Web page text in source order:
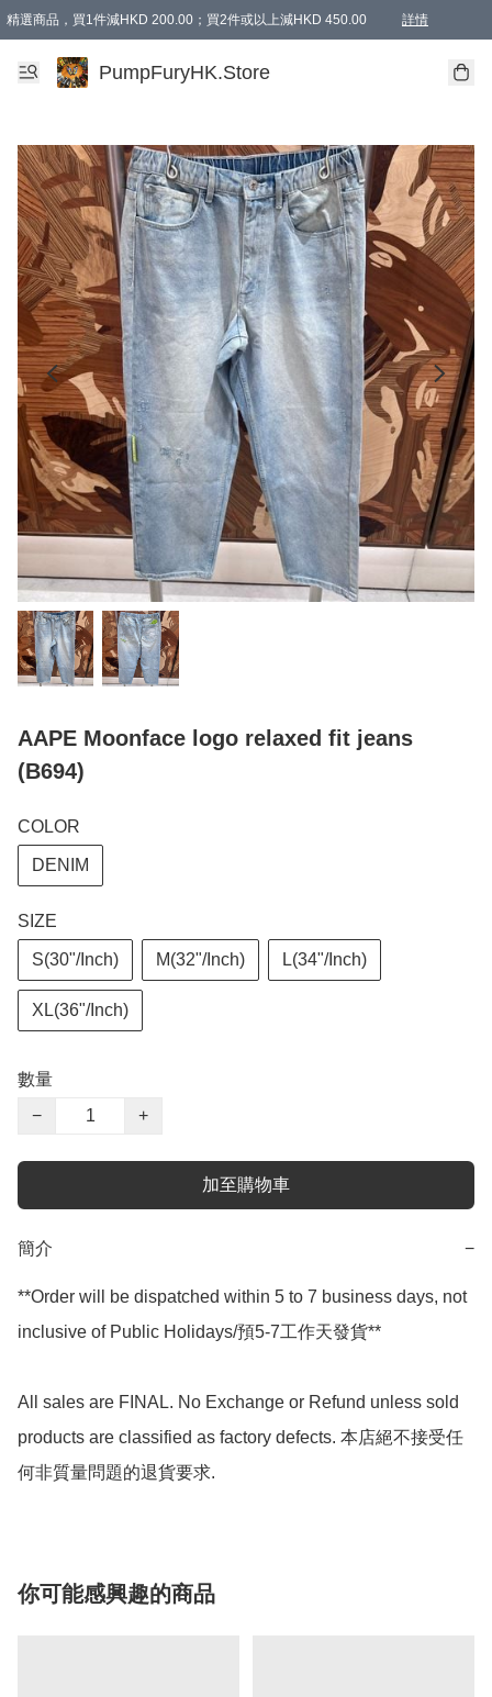
精選商品，買1件減HKD 200.00；買2件或以上減HKD 450.00 詳情
AAPE商品,會員專享9折或以上（按會員等級）AAPE products, members can
精選商品，任選買2件或以上減HKD 100.00
購物滿 HKD 800.00即享免運費優惠！（適用於 特定的送貨方式 )
PumpFuryHK.Store
AAPE Moonface logo relaxed fit jeans
(B694)
COLOR
DENIM
SIZE
S(30"/Inch) M(32"/Inch) L(34"/Inch)
XL(36"/Inch)
數量
−
+
加至購物車
簡介 −
**Order will be dispatched within 5 to 7 business days, not
inclusive of Public Holidays/預5-7工作天發貨**
All sales are FINAL. No Exchange or Refund unless sold
products are classified as factory defects. 本店絕不接受任
何非質量問題的退貨要求.
你可能感興趣的商品